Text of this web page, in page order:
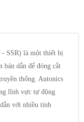
- SSR) là một thiết bị
bán dẫn để đóng cắt
thống. Autonics
lĩnh vực tự động
với nhiều tính